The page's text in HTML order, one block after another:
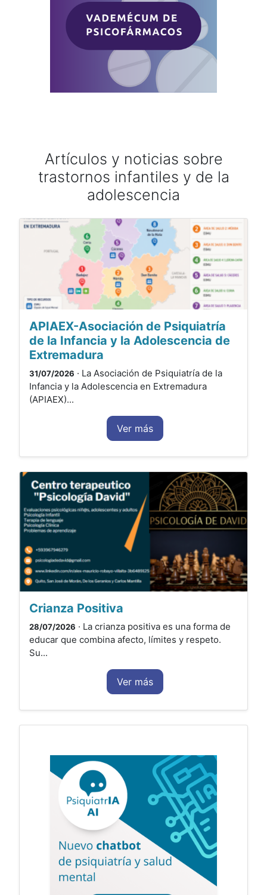
Artículos y noticias sobre
trastornos infantiles y de la
adolescencia
APIAEX-Asociación de Psiquiatría
de la Infancia y la Adolescencia de
Extremadura
31/07/2026 · La Asociación de Psiquiatría de la
Infancia y la Adolescencia en Extremadura
(APIAEX)...
Ver más
Crianza Positiva
28/07/2026 · La crianza positiva es una forma de
educar que combina afecto, límites y respeto.
Su...
Ver más